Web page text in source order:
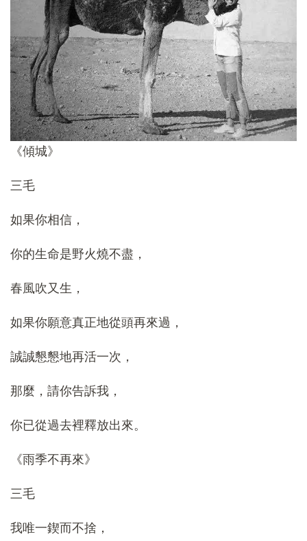
《傾城》
三毛
如果你相信，
你的生命是野火燒不盡，
春風吹又生，
如果你願意真正地從頭再來過，
誠誠懇懇地再活一次，
那麼，請你告訴我，
你已從過去裡釋放出來。
《雨季不再來》
三毛
我唯一鍥而不捨，